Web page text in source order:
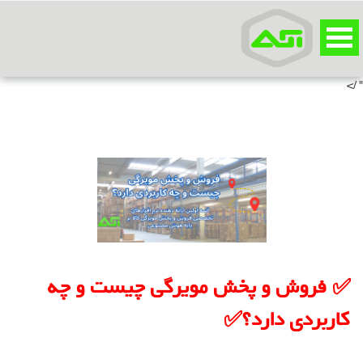
"
✅ فروش و پخش مویرگی چیست و چه
کاربردی دارد؟✅